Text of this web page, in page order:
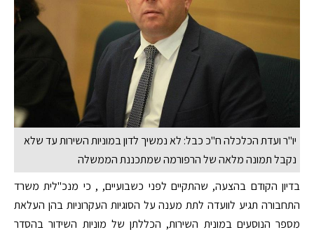
יו"ר ועדת הכלכלה ח"כ כבל: לא נמשיך לדון במוניות השירות עד שלא
נקבל תמונה מלאה של הרפורמה שמתכננת הממשלה
בדיון הקודם בהצעה, שהתקיים לפני כשבועיים, , כי מנכ"לית משרד
התחבורה תגיע לוועדה לתת מענה על הסוגיות העקרוניות בהן העלאת
מספר הנוסעים במונית השירות, הכללתן של מוניות השידור בהסדר